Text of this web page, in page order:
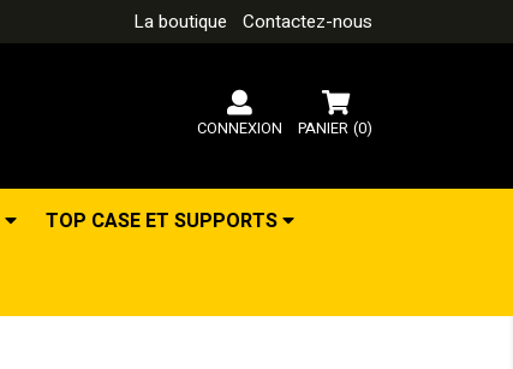
La boutique Contactez-nous
PANIER (0)
CONNEXION
TOP CASE ET SUPPORTS